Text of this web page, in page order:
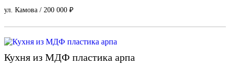
ул. Камова / 200 000 ₽
Кухня из МДФ пластика арпа